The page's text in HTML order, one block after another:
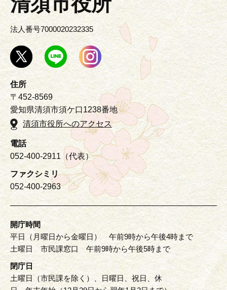
法人番号7000020232335
住所
〒452-8569
愛知県清須市須ケ口1238番地
清須市役所へのアクセス
電話
052-400-2911（代表）
ファクシミリ
052-400-2963
開庁時間
平日（月曜日から金曜日） 午前9時から午後4時まで
土曜日 市民課窓口 午前9時から午後5時まで
閉庁日
土曜日（市民課を除く）、日曜日、祝日、休